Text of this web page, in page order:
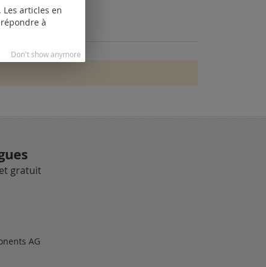
gratuit
AG
articles en
à
Don't show anymore